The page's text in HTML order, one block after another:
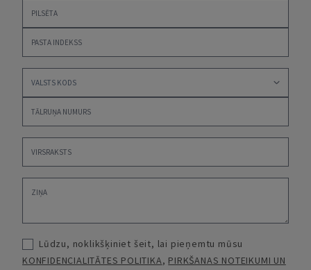
Lūdzu, noklikšķiniet šeit, lai pieņemtu mūsu
KONFIDENCIALITĀTES POLITIKA, PIRKŠANAS NOTEIKUMI UN